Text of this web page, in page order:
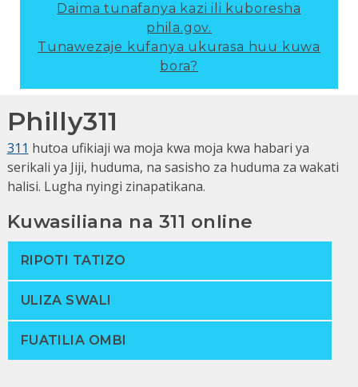
Daima tunafanya kazi ili kuboresha
phila.gov.
Tunawezaje kufanya ukurasa huu kuwa
bora?
Philly311
311 hutoa ufikiaji wa moja kwa moja kwa habari ya
serikali ya Jiji, huduma, na sasisho za huduma za wakati
halisi. Lugha nyingi zinapatikana.
Kuwasiliana na 311 online
RIPOTI TATIZO
ULIZA SWALI
FUATILIA OMBI